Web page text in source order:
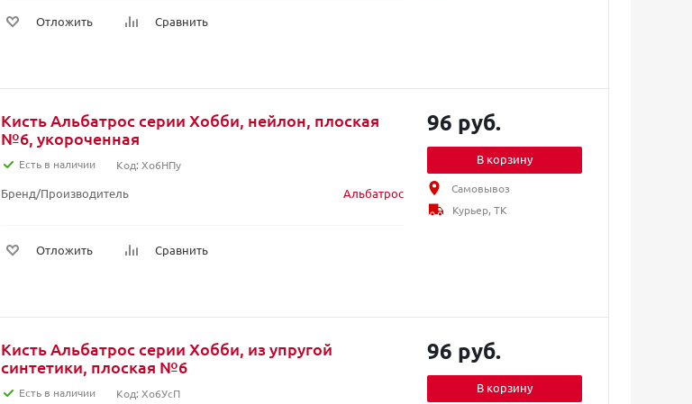
Отложить Сравнить
Кисть Альбатрос серии Хобби, нейлон, плоская
№6, укороченная
Есть в наличии Код: Хо6НПу
Бренд/Производитель Альбатрос
Отложить Сравнить
96 руб.
В корзину
Самовывоз
Курьер, ТК
Кисть Альбатрос серии Хобби, из упругой
синтетики, плоская №6
Есть в наличии Код: Хо6УсП
96 руб.
В корзину